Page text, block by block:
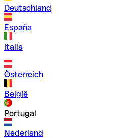
Deutschland
España
Italia
Österreich
België
Portugal
Nederland